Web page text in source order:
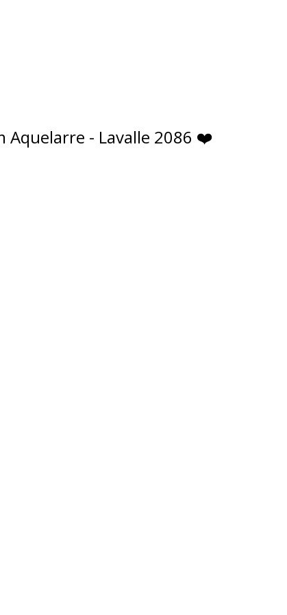
Aquelarre - Lavalle 2086 ❤️